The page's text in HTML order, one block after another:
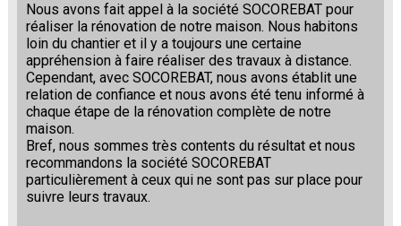
Nous avons fait appel à la société SOCOREBAT pour
réaliser la rénovation de notre maison. Nous habitons
loin du chantier et il y a toujours une certaine
appréhension à faire réaliser des travaux à distance.
Cependant, avec SOCOREBAT, nous avons établit une
relation de confiance et nous avons été tenu informé à
chaque étape de la rénovation complète de notre
maison.
Bref, nous sommes très contents du résultat et nous
recommandons la société SOCOREBAT
particulièrement à ceux qui ne sont pas sur place pour
suivre leurs travaux.